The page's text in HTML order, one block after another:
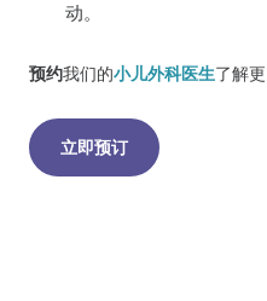
动。
预约我们的小儿外科医生了解
立即预订